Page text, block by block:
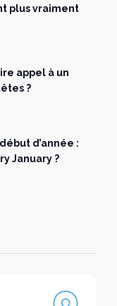
plus vraiment
appel à un
?
d’année :
January ?